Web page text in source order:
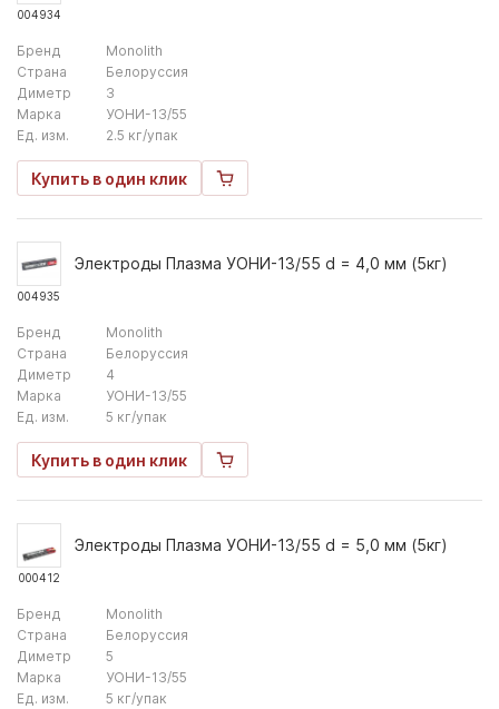
004934
Бренд
Monolith
Страна
Белоруссия
Диметр
3
Марка
УОНИ-13/55
Ед. изм.
2.5 кг/упак
Купить в один клик
004935
Электроды Плазма УОНИ-13/55 d = 4,0 мм (5кг)
Бренд
Monolith
Страна
Белоруссия
Диметр
4
Марка
УОНИ-13/55
Ед. изм.
5 кг/упак
Купить в один клик
000412
Электроды Плазма УОНИ-13/55 d = 5,0 мм (5кг)
Бренд
Monolith
Страна
Белоруссия
Диметр
5
Марка
УОНИ-13/55
Ед. изм.
5 кг/упак